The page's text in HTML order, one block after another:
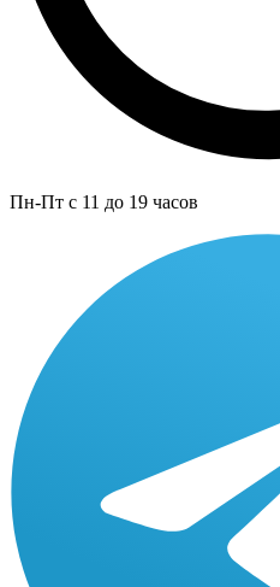
Пн-Пт с 11 до 19 часов